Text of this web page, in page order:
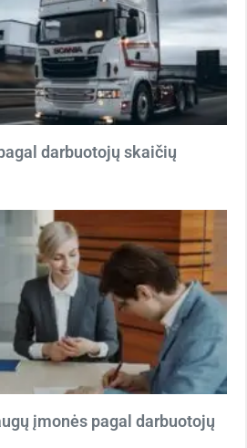
darbuotojų skaičių
įmonės pagal darbuotojų